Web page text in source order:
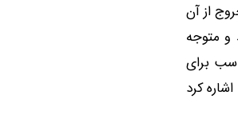
از آن
و متوجه
برای
کرد